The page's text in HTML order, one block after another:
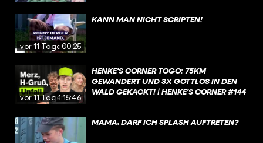
vor 11 Tagen00:25
KANN MAN NICHT SCRIPTEN!
vor 11 Tagen1:15:46
HENKE'S CORNER TOGO: 75KM
GEWANDERT UND 3X GOTTLOS IN DEN
WALD GEKACKT! | HENKE'S CORNER #144
MAMA, DARF ICH SPLASH AUFTRETEN?